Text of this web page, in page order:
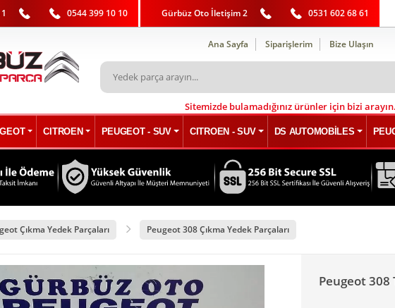
0544 399 10 10 Gürbüz Oto İletişim 2 0531 602 68 61
Ana Sayfa Siparişlerim Bize Ulaşın
Sitemizde bulamadığınız ürünler için bizi arayın.
CITROEN PEUGEOT - SUV CITROEN - SUV DS AUTOMOBİLES
Çıkma Yedek Parçaları Peugeot 308 Çıkma Yedek Parçaları
Peugeot 308